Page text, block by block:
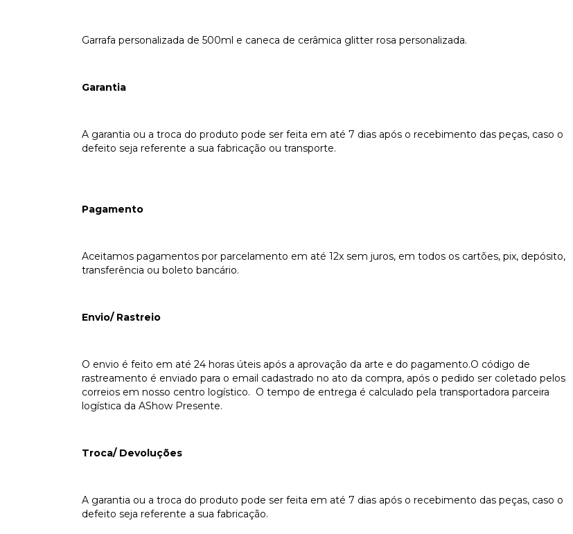
Garrafa personalizada de 500ml e caneca de cerâmica glitter rosa personalizada.
Garantia
A garantia ou a troca do produto pode ser feita em até 7 dias após o recebimento das peças, caso o
defeito seja referente a sua fabricação ou transporte.
Pagamento
Aceitamos pagamentos por parcelamento em até 12x sem juros, em todos os cartões, pix, depósito,
transferência ou boleto bancário.
Envio/ Rastreio
O envio é feito em até 24 horas úteis após a aprovação da arte e do pagamento.O código de
rastreamento é enviado para o email cadastrado no ato da compra, após o pedido ser coletado pelos
correios em nosso centro logístico. O tempo de entrega é calculado pela transportadora parceira
logística da AShow Presente.
Troca/ Devoluções
A garantia ou a troca do produto pode ser feita em até 7 dias após o recebimento das peças, caso o
defeito seja referente a sua fabricação.